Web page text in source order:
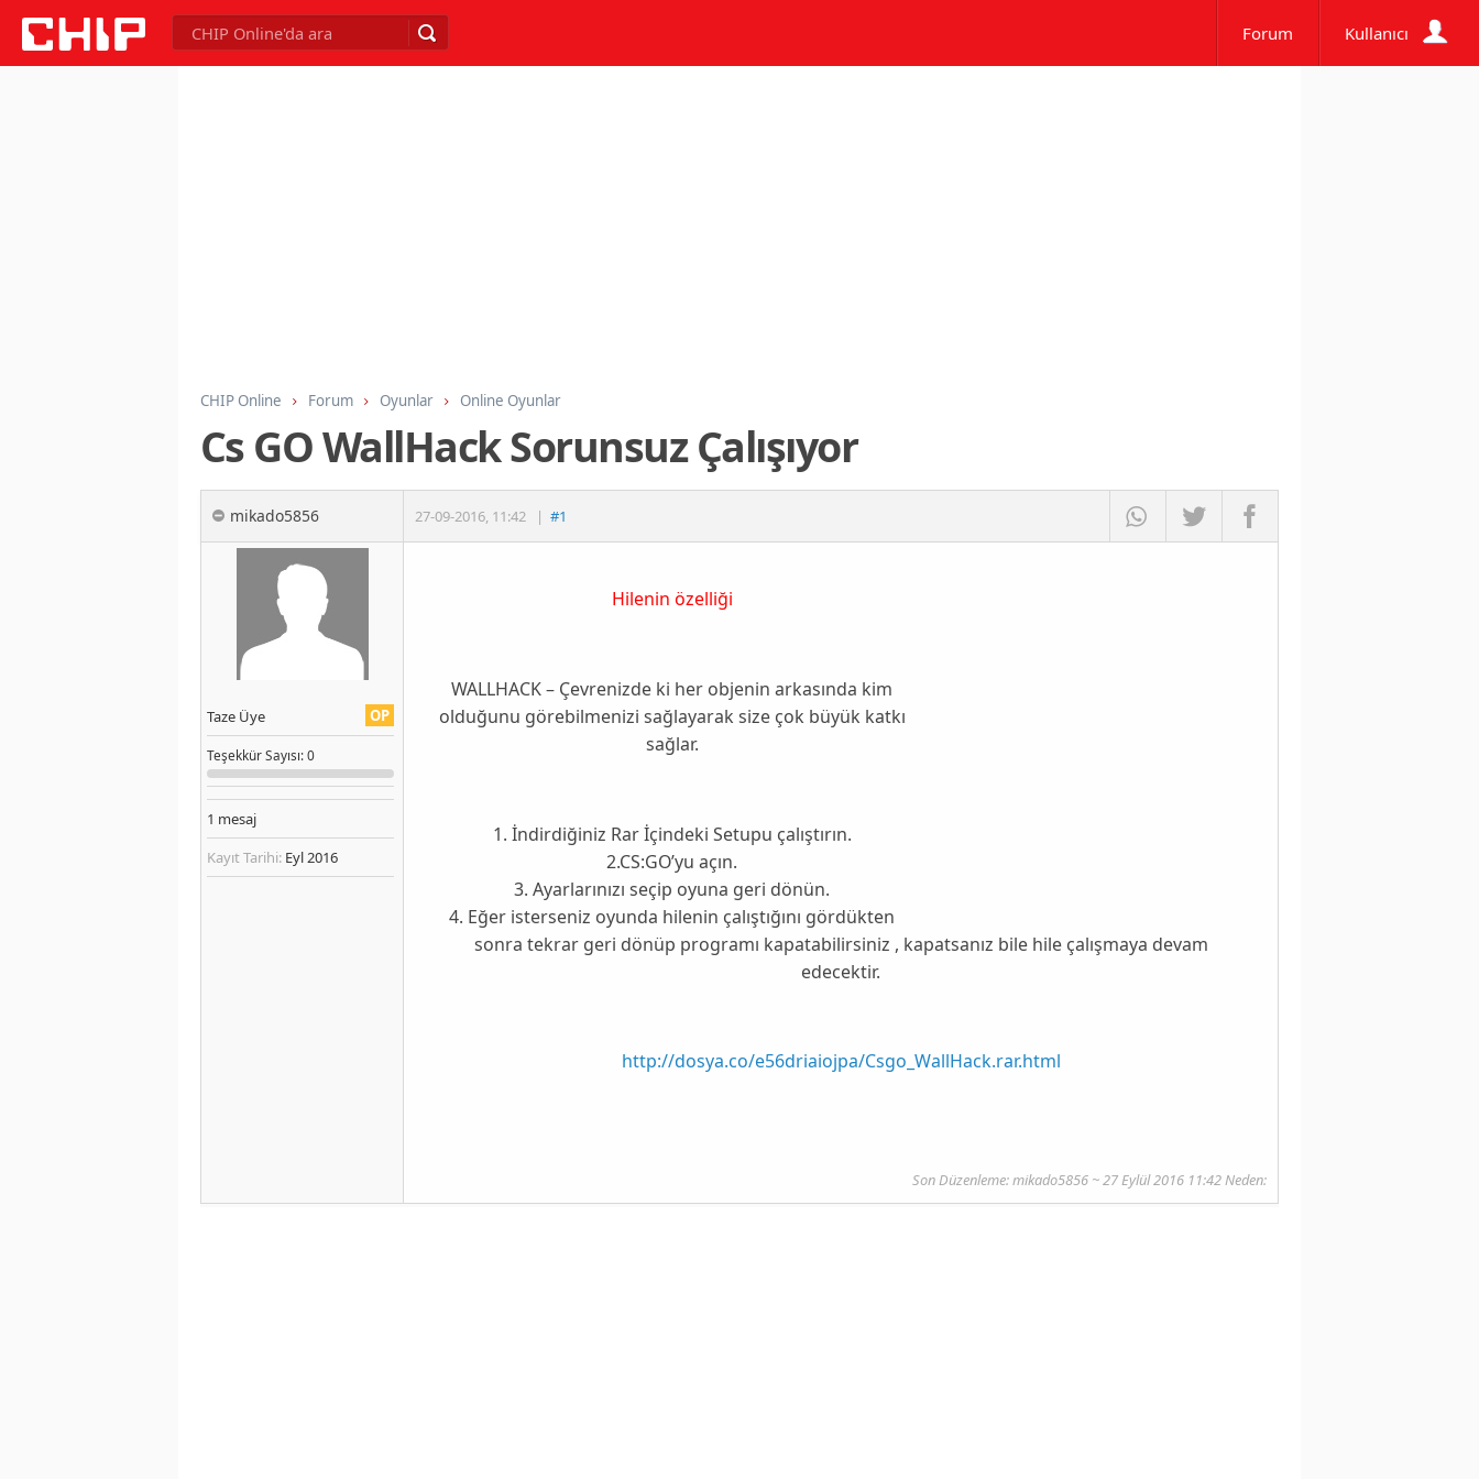
Forum Kullanıcı
CHIP Online Forum Oyunlar Online Oyunlar
Cs GO WallHack Sorunsuz Çalışıyor
mikado5856 27-09-2016, 11:42 | #1
OP
Taze Üye
TeşekkürSayısı: 0
1 mesaj
Kayıt Tarihi: Eyl 2016
Hilenin özelliği
WALLHACK – Çevrenizde ki her objenin arkasında kim
olduğunu görebilmenizi sağlayarak size çok büyük katkı
sağlar.
1. İndirdiğiniz Rar İçindeki Setupu çalıştırın.
2.CS:GO’yu açın.
3. Ayarlarınızı seçip oyuna geri dönün.
4. Eğer isterseniz oyunda hilenin çalıştığını gördükten
sonra tekrar geri dönüp programı kapatabilirsiniz , kapatsanız bile hile çalışmaya devam
edecektir.
http://dosya.co/e56driaiojpa/Csgo_WallHack.rar.html
Son Düzenleme:mikado5856 ~ 27 Eylül 2016 11:42 Neden: